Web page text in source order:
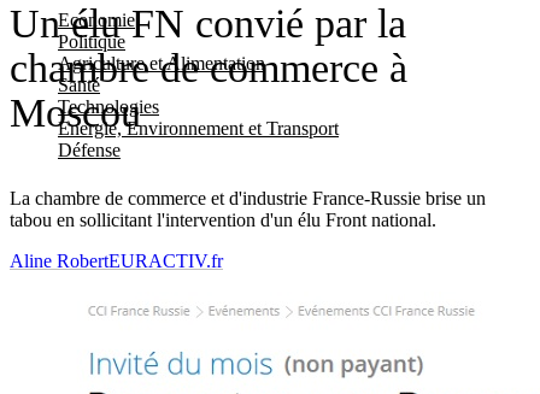
Economie
Politique
Agriculture et Alimentation
Santé
Technologies
Energie, Environnement et Transport
Défense
Un élu FN convié par la
chambre de commerce à
Moscou
La chambre de commerce et d'industrie France-Russie brise un
tabou en sollicitant l'intervention d'un élu Front national.
Aline RobertEURACTIV.fr